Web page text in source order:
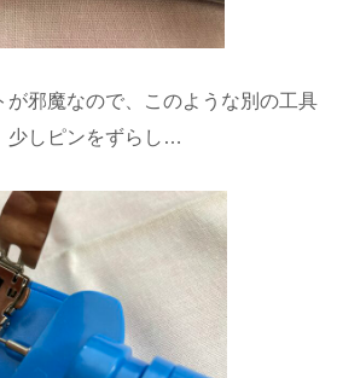
が邪魔なので、このような別の工具
少しピンをずらし…